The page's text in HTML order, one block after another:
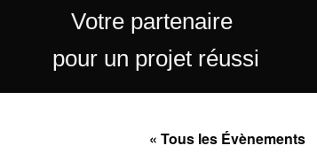
Votre partenaire
pour un projet réussi
« Tous les Évènements